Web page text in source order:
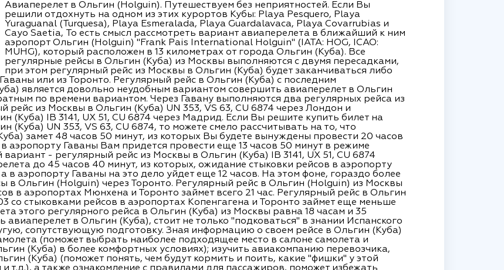
Авиаперелет в Ольгин (Holguin). Путешествуем без неприятностей. Если Вы
решили отдохнуть на одном из этих курортов Кубы: Playa Pesquero, Playa
Yuraguanal (Turquesa), Playa Esmeralada, Playa Guardalavaca, Playa Covarrubias и
Cayo Saetia, То есть смысл рассмотреть вариант авиаперелета в ближайший к ним
аэропорт Ольгин (Holguin) "Frank Pais International Holguin" (IATA: HOG, ICAO:
MUHG), который расположен в 13 километрах от города Ольгин (Куба). Все
регулярные рейсы в Ольгин (Куба) из Москвы выполняются с двумя пересадками,
при этом регулярный рейс из Москвы в Ольгин (Куба) будет заканчиваться либо
или из Торонто. Регулярный рейс в Ольгин (Куба) с последним
является довольно неудобным вариантом совершить авиаперелет в Ольгин
по времени вариантом. Через Гавану выполняются два регулярных рейса из
рейс из Москвы в Ольгин (Куба) UN 353, VS 63, CU 6874 через Лондон и
(Куба) IB 3141, UX 51, CU 6874 через Мадрид. Если Вы решите купить билет на
(Куба) UN 353, VS 63, CU 6874, то можете смело рассчитывать на то, что
замет 48 часов 50 минут, из которых Вы будете вынуждены провести 20 часов
аэропорту Гаваны Вам придется провести еще 13 часов 50 минут в режиме
- регулярный рейс из Москвы в Ольгин (Куба) IB 3141, UX 51, CU 6874
до 45 часов 40 минут, из которых, ожидание стыковки рейсов в аэропорту
в аэропорту Гаваны на это дело уйдет еще 12 часов. На этом фоне, гораздо более
в Ольгин (Holguin) через Торонто. Регулярный рейс в Ольгин (Holguin) из Москвы
в аэропортах Мюнхена и Торонто займет всего 21 час. Регулярный рейс в Ольгин
со стыковками рейсов в аэропортах Копенгагена и Торонто займет еще меньше
этого регулярного рейса в Ольгин (Куба) из Москвы равна 18 часам и 35
в Ольгин (Куба), стоит не только "подковаться" в знании Испанского
сопутствующую подготовку. Зная информацию о своем рейсе в Ольгин (Куба)
(поможет выбрать наиболее подходящее место в салоне самолета и
(Куба) в более комфортных условиях); изучить авиакомпанию перевозчика,
(Куба) (поможет понять, чем будут кормить и поить, какие "фишки" у этой